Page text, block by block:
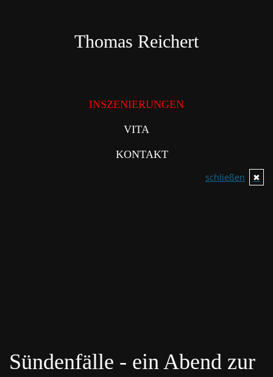
Thomas Reichert
INSZENIERUNGEN
VITA
KONTAKT
schließen ✖
Sündenfälle - ein Abend zur